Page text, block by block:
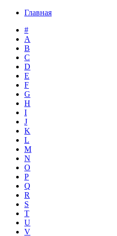
Главная
#
A
B
C
D
E
F
G
H
I
J
K
L
M
N
O
P
Q
R
S
T
U
V